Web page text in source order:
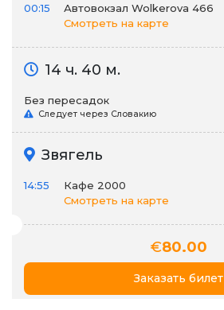
00:15
Автовокзал Wolkerova 466
Смотреть на карте
14 ч. 40 м.
Без пересадок
Следует через Словакию
Звягель
14:55
Кафе 2000
Смотреть на карте
€80.00
Заказать билет